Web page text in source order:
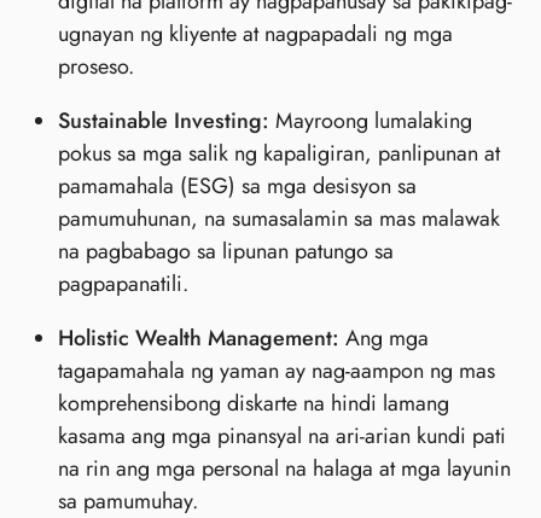
ugnayan ng kliyente at nagpapadali ng mga
proseso.
Sustainable Investing: Mayroong lumalaking
pokus sa mga salik ng kapaligiran, panlipunan at
pamamahala (ESG) sa mga desisyon sa
pamumuhunan, na sumasalamin sa mas malawak
na pagbabago sa lipunan patungo sa
pagpapanatili.
Holistic Wealth Management: Ang mga
tagapamahala ng yaman ay nag-aampon ng mas
komprehensibong diskarte na hindi lamang
kasama ang mga pinansyal na ari-arian kundi pati
na rin ang mga personal na halaga at mga layunin
sa pamumuhay.